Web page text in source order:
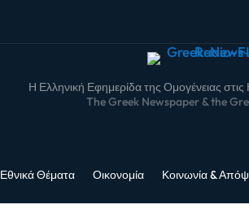
Η Ελληνική Εφημερίδα της Ομογένειας
The Greek Newspaper & the
Εθνικά Θέματα Οικονομία Κοινωνία &